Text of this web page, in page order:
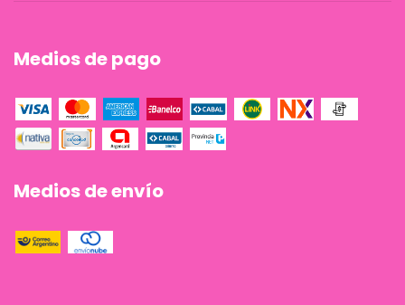
Medios de pago
Medios de envío